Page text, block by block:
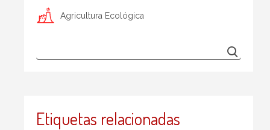
Agricultura Ecológica
Etiquetas relacionadas